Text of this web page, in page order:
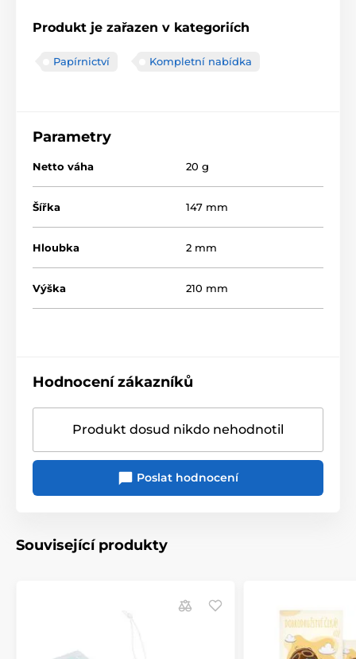
Produkt je zařazen v kategoriích
Papírnictví Kompletní nabídka
Parametry
Netto váha 20 g
Šířka 147 mm
Hloubka 2 mm
Výška 210 mm
Hodnocení zákazníků
Produkt dosud nikdo nehodnotil
Poslat hodnocení
Související produkty